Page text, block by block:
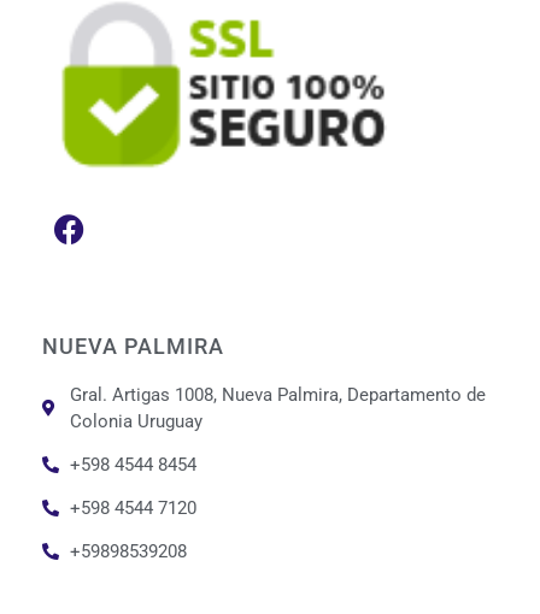
NUEVA PALMIRA
Gral. Artigas 1008, Nueva Palmira, Departamento de
Colonia Uruguay
+598 4544 8454
+598 4544 7120
+59898539208